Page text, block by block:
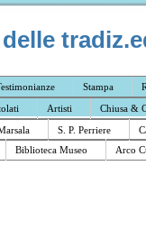
Stampa
Artisti
Chiusa &
S. P. Perriere
Biblioteca Museo Arco